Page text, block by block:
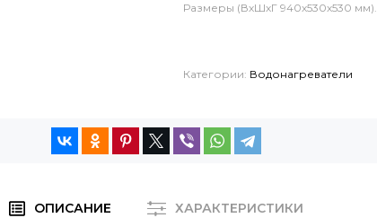
Размеры (ВхШхГ 940х530х530 мм).
Категории: Водонагреватели
ОПИСАНИЕ ХАРАКТЕРИСТИКИ